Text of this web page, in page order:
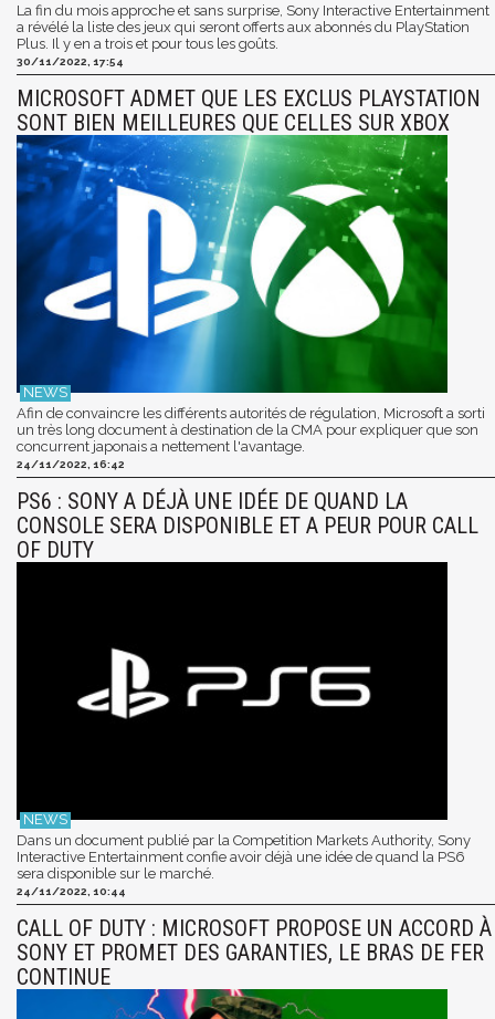
La fin du mois approche et sans surprise, Sony Interactive Entertainment
a révélé la liste des jeux qui seront offerts aux abonnés du PlayStation
Plus. Il y en a trois et pour tous les goûts.
30/11/2022, 17:54
MICROSOFT ADMET QUE LES EXCLUS PLAYSTATION
SONT BIEN MEILLEURES QUE CELLES SUR XBOX
Afin de convaincre les différents autorités de régulation, Microsoft a sorti
un très long document à destination de la CMA pour expliquer que son
concurrent japonais a nettement l'avantage.
24/11/2022, 16:42
PS6 : SONY A DÉJÀ UNE IDÉE DE QUAND LA
CONSOLE SERA DISPONIBLE ET A PEUR POUR CALL
OF DUTY
Dans un document publié par la Competition Markets Authority, Sony
Interactive Entertainment confie avoir déjà une idée de quand la PS6
sera disponible sur le marché.
24/11/2022, 10:44
CALL OF DUTY : MICROSOFT PROPOSE UN ACCORD À
SONY ET PROMET DES GARANTIES, LE BRAS DE FER
CONTINUE